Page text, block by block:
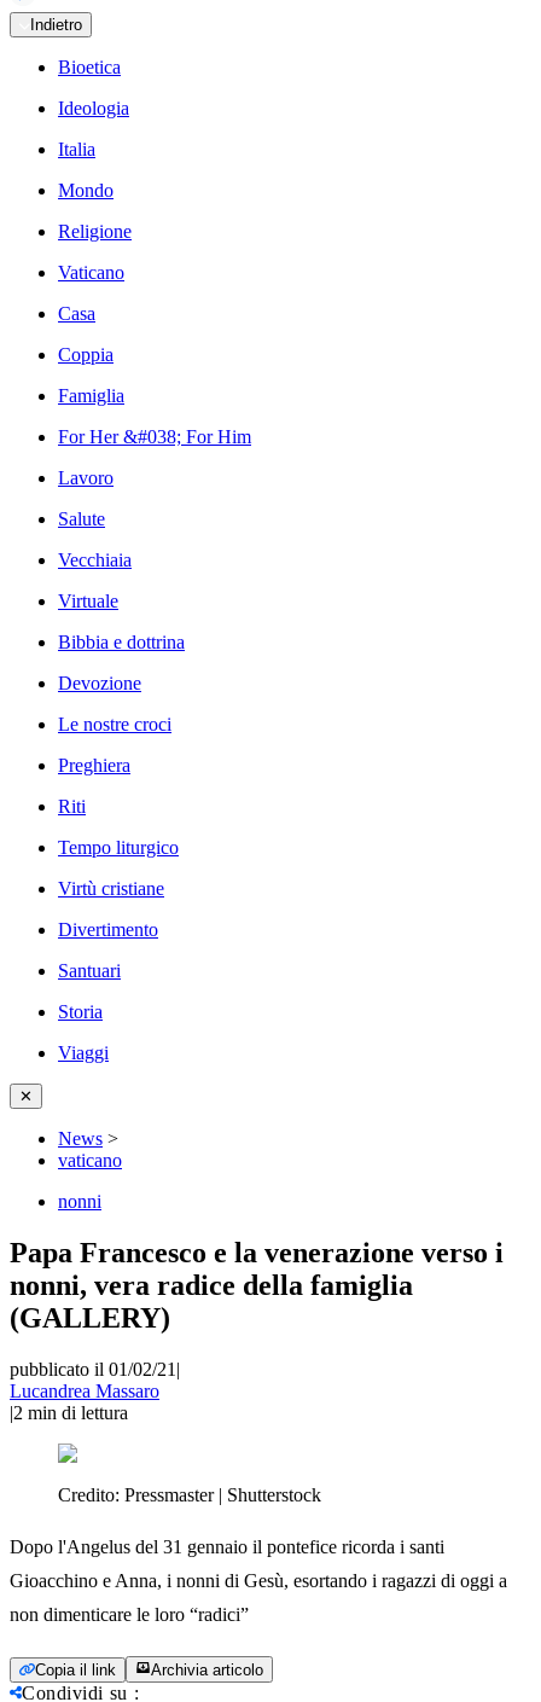
Indietro
Bioetica
Ideologia
Italia
Mondo
Religione
Vaticano
Casa
Coppia
Famiglia
For Her &#038; For Him
Lavoro
Salute
Vecchiaia
Virtuale
Bibbia e dottrina
Devozione
Le nostre croci
Preghiera
Riti
Tempo liturgico
Virtù cristiane
Divertimento
Santuari
Storia
Viaggi
✕
News >
vaticano
nonni
Papa Francesco e la venerazione verso i
nonni, vera radice della famiglia
(GALLERY)
pubblicato il 01/02/21 |
Lucandrea Massaro
|2 min di lettura
Credito: Pressmaster | Shutterstock
Dopo l'Angelus del 31 gennaio il pontefice ricorda i santi
Gioacchino e Anna, i nonni di Gesù, esortando i ragazzi di oggi a
non dimenticare le loro “radici”
Copia il link Archivia articolo
Condividi su :